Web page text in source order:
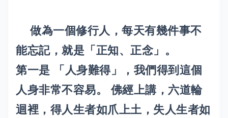
做為一個修行人，每天有幾件事不
能忘記，就是「正知、正念」。
第一是 「人身難得」，我們得到這個
人身非常不容易。 佛經上講，六道輪
迴裡，得人生者如爪上土，失人生者如